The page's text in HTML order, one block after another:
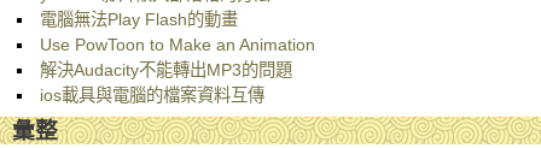
電腦無法Play Flash的動畫
Use PowToon to Make an Animation
解決Audacity不能轉出MP3的問題
ios載具與電腦的檔案資料互傳
彙整